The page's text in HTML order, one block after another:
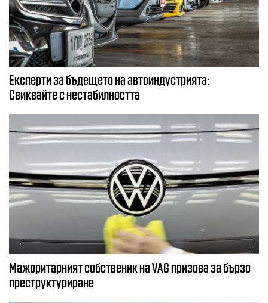
Експерти за бъдещето на автоиндустрията:
Свиквайте с нестабилността
Мажоритарният собственик на VAG призова за бързо
преструктуриране